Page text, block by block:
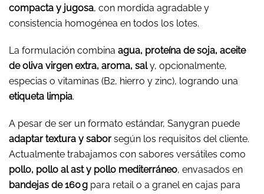
compacta y jugosa, con mordida agradable y
consistencia homogénea en todos los lotes.
La formulación combina agua, proteína de soja, aceite
de oliva virgen extra, aroma, saly, opcionalmente,
especias o vitaminas (B2, hierro y zinc), logrando una
etiqueta limpia.
A pesar de ser un formato estándar, Sanygran puede
adaptar textura y sabor según los requisitos del cliente.
Actualmente trabajamos con sabores versátiles como
pollo, pollo al ast y pollo mediterráneo, envasados en
bandejas de 160 g para retail o a granel en cajas para